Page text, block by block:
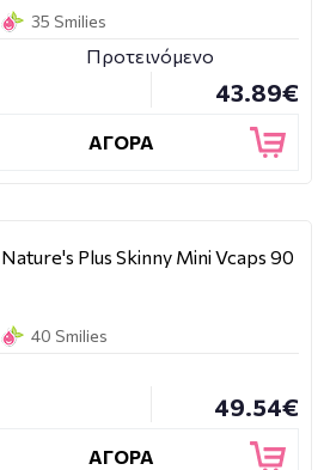
35 Smilies
Προτεινόμενο
43.89€
ΑΓΟΡΑ
Nature's Plus Skinny Mini Vcaps 90
40 Smilies
49.54€
ΑΓΟΡΑ